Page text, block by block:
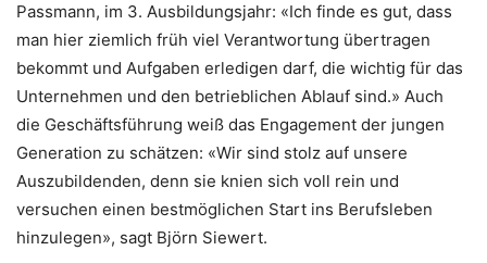
Passmann, im 3. Ausbildungsjahr: «Ich finde es gut, dass
man hier ziemlich früh viel Verantwortung übertragen
bekommt und Aufgaben erledigen darf, die wichtig für das
Unternehmen und den betrieblichen Ablauf sind.» Auch
die Geschäftsführung weiß das Engagement der jungen
Generation zu schätzen: «Wir sind stolz auf unsere
Auszubildenden, denn sie knien sich voll rein und
versuchen einen bestmöglichen Start ins Berufsleben
hinzulegen», sagt Björn Siewert.